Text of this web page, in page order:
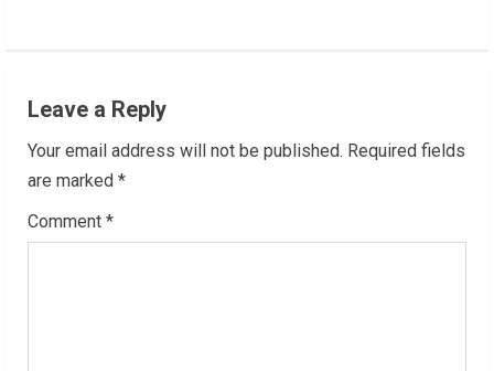
e
R
e
Leave a Reply
Your email address will not be published. Required fields
are marked *
Comment *